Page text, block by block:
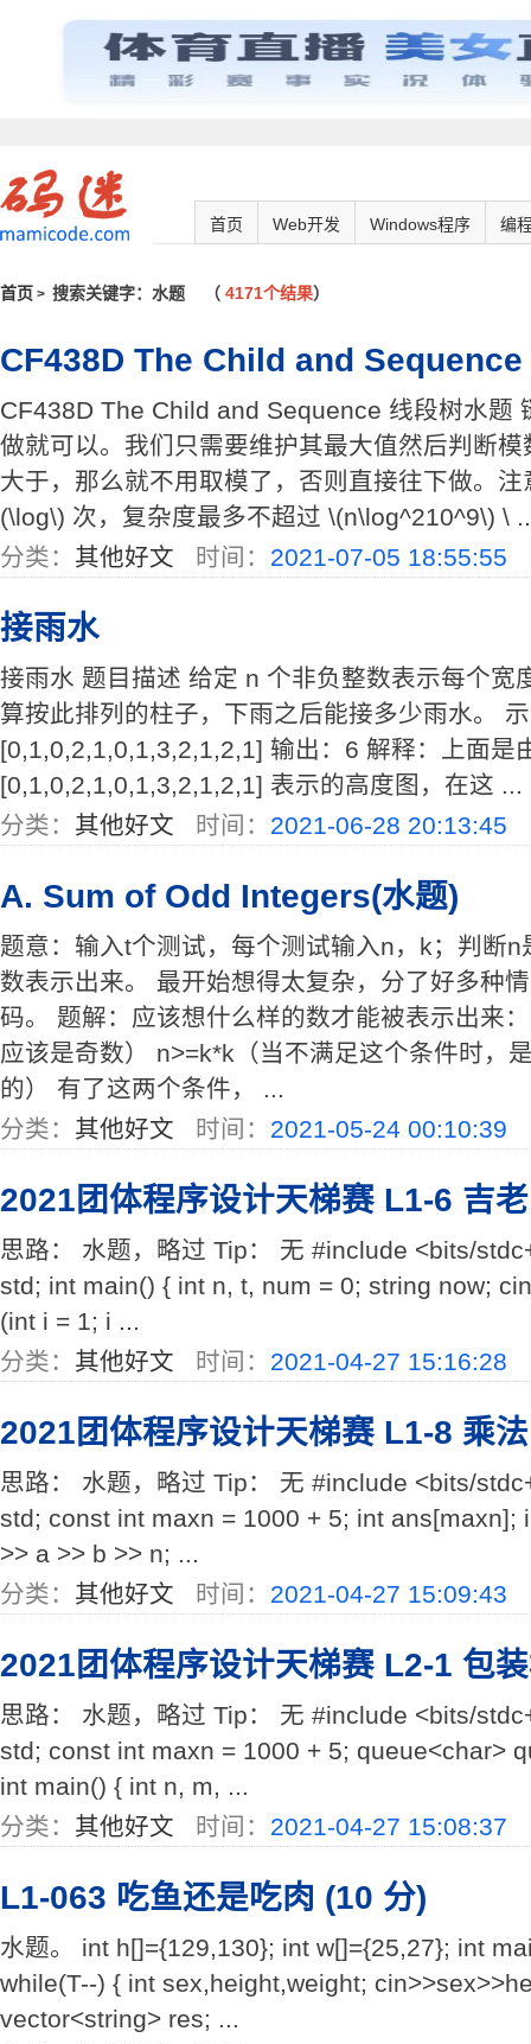
首页 Web开发 Windows程序 编
首页 > 搜索关键字：水题 （ 4171个结果）
CF438D The Child and Sequence
CF438D The Child and Sequence 线段树水题
做就可以。我们只需要维护其最大值然后判断
大于，那么就不用取模了，否则直接往下做。
(\log\) 次，复杂度最多不超过 \(n\log^210^9\) \
分类： 其他好文 时间： 2021-07-05 18:55:55
接雨水
接雨水 题目描述 给定 n 个非负整数表示每个宽
算按此排列的柱子，下雨之后能接多少雨水。
[0,1,0,2,1,0,1,3,2,1,2,1] 输出：6 解释：上面是
[0,1,0,2,1,0,1,3,2,1,2,1] 表示的高度图，在这 ...
分类： 其他好文 时间： 2021-06-28 20:13:45
A. Sum of Odd Integers(水题)
题意：输入t个测试，每个测试输入n，k；判断
数表示出来。 最开始想得太复杂，分了好多种
码。 题解：应该想什么样的数才能被表示出来
应该是奇数） n>=k*k（当不满足这个条件时，
的） 有了这两个条件， ...
分类： 其他好文 时间： 2021-05-24 00:10:39
2021团体程序设计天梯赛 L1-6 吉
思路： 水题，略过 Tip： 无 #include <bits/
std; int main() { int n, t, num = 0; string now;
(int i = 1; i ...
分类： 其他好文 时间： 2021-04-27 15:16:28
2021团体程序设计天梯赛 L1-8 乘
思路： 水题，略过 Tip： 无 #include <bits/
std; const int maxn = 1000 + 5; int ans[maxn];
>> a >> b >> n; ...
分类： 其他好文 时间： 2021-04-27 15:09:43
2021团体程序设计天梯赛 L2-1 包
思路： 水题，略过 Tip： 无 #include <bits/
std; const int maxn = 1000 + 5; queue<char>
int main() { int n, m, ...
分类： 其他好文 时间： 2021-04-27 15:08:37
L1-063 吃鱼还是吃肉 (10 分)
水题。 int h[]={129,130}; int w[]={25,27}; int
while(T--) { int sex,height,weight;
vector<string> res; ...